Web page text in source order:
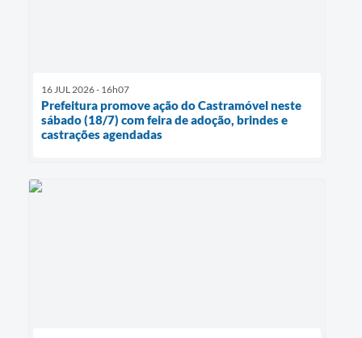
16 JUL 2026 - 16h07
Prefeitura promove ação do Castramóvel neste
sábado (18/7) com feira de adoção, brindes e
castrações agendadas